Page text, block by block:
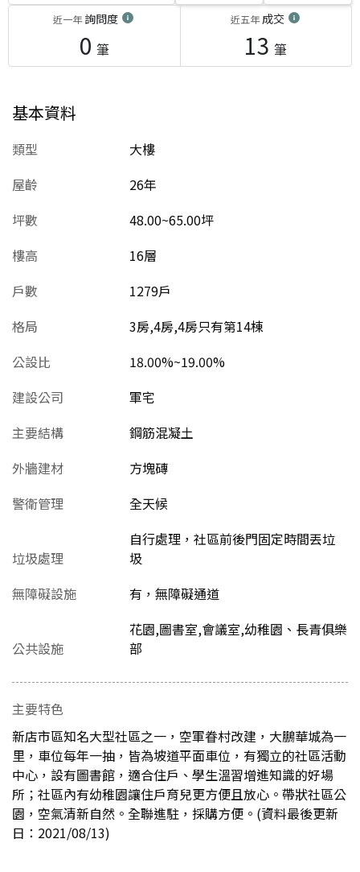
近一年詢問度
0 筆
近五年成交
13 筆
基本資料
類型
大樓
屋齡
26年
坪數
48.00~65.00坪
樓高
16層
戶數
1279戶
格局
3房,4房,4房只有第14棟
公設比
18.00%~19.00%
建設公司
軍宅
主要結構
鋼筋混凝土
外牆建材
方塊磚
警衛管理
全天候
垃圾處理
自行處理，社區前後門固定時間丟垃
圾
無障礙設施
有，無障礙通道
公共設施
花園,圖書室,會議室,幼稚園、長青俱樂
部
主要特色
新店市區知名大型社區之一，空軍眷村改建，大鵬華城為一
里，車位每年一抽，皆為坡道平面車位，有獨立的社區活動
中心，設有圖書館，適合住戶、學生溫習增進知識的好場
所；社區內有幼稚園讓住戶育兒更方便且放心。帶狀社區公
園，空氣清新自然。全聯進駐，採購方便。(資料最後更新
日：2021/08/13)